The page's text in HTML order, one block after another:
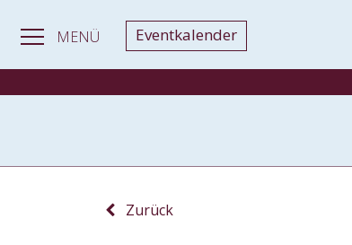
MENÜ Eventkalender
Zurück